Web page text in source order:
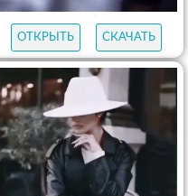
ОТКРЫТЬ СКАЧАТЬ